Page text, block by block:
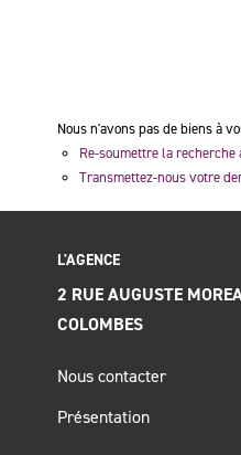
Nous n'avons pas de biens à
Re-soumettre la
Transmettez-nous votre
L'AGENCE
2 RUE AUGUSTE
COLOMBES
Nous contacter
Présentation